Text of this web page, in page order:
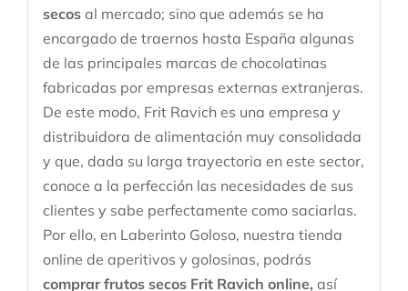
secosal mercado; sino que además se ha
encargado de traernos hasta España algunas
de las principales marcas de chocolatinas
fabricadas por empresas externas extranjeras.
De este modo, Frit Ravich es una empresa y
distribuidora de alimentación muy consolidada
y que, dada su larga trayectoria en este sector,
conoce a la perfección las necesidades de sus
clientes y sabe perfectamente como saciarlas.
Por ello, en Laberinto Goloso, nuestra tienda
online de aperitivos y golosinas, podrás
comprar frutos secos Frit Ravich online, así